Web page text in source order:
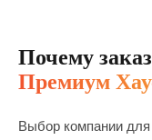
Почему
Премиум
Выбор компании для